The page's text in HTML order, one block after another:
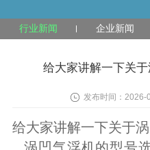
行业新闻 企业新闻
给大家讲解一下关
发布时间：2026-
给大家讲解一下关于